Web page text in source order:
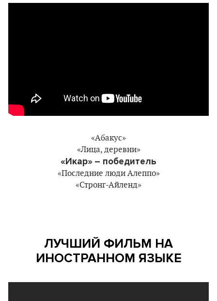
«Абакус»
«Лица, деревни»
«Икар» – победитель
«Последние люди Алеппо»
«Стронг-Айленд»
ЛУЧШИЙ ФИЛЬМ НА
ИНОСТРАННОМ ЯЗЫКЕ